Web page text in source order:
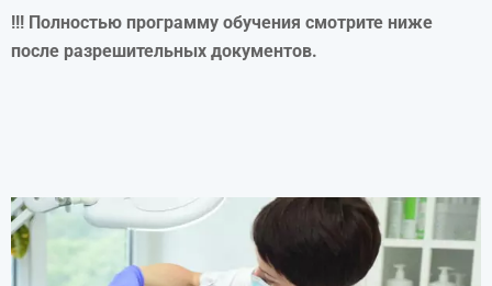
!!! Полностью программу обучения смотрите ниже
после разрешительных документов.